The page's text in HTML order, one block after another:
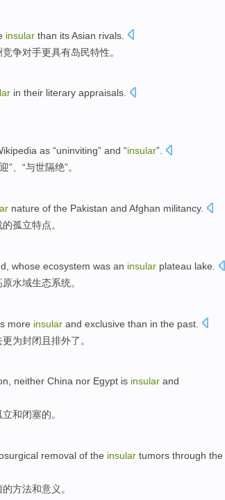
insular than its Asian rivals
竞争对手更具有岛民特性。
in their literary appraisals.
as “uninviting” and “insular”.
”、“与世隔绝”。
nature of the Pakistan and Afghan militancy.
的孤立特点。
, whose ecosystem was an insular plateau lake.
原水域生态系统。
more insular and exclusive than in the past
更为封闭 且排外了。
, neither China nor Egypt is insular and
立和闭塞的。
removal of the insular tumors through the
的方法和意义。